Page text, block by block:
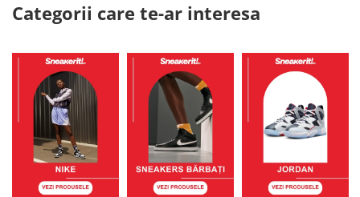
Categorii care te-ar interesa